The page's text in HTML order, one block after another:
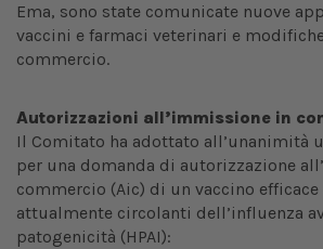
Ema, sono state comunicate nuove
vaccini e farmaci veterinari e
commercio.
Autorizzazioni all’immissione in
Il Comitato ha adottato all’unanimità
per una domanda di autorizzazione
commercio (Aic) di un vaccino
attualmente circolanti dell’influenza
patogenicità (HPAI):